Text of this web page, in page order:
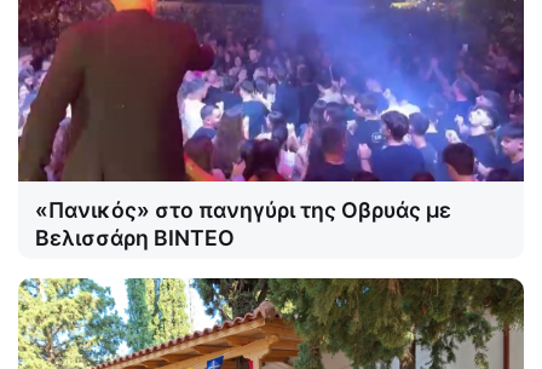
«Πανικός» στο πανηγύρι της Οβρυάς με
Βελισσάρη ΒΙΝΤΕΟ